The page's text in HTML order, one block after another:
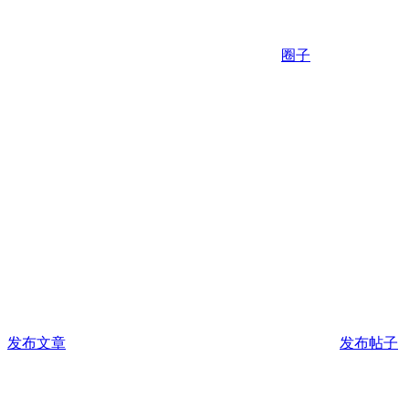
圈子
发布文章 发布帖子